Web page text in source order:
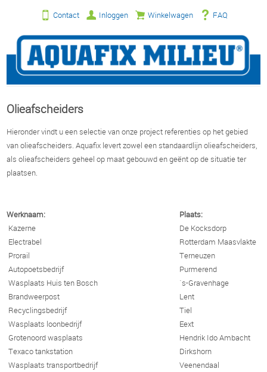
Contact Inloggen Winkelwagen FAQ
Olieafscheiders
Hieronder vindt u een selectie van onze project referenties op het gebied
van olieafscheiders. Aquafix levert zowel een standaardlijn olieafscheiders,
als olieafscheiders geheel op maat gebouwd en geënt op de situatie ter
plaatsen.
Werknaam:
Plaats:
Kazerne
De Kocksdorp
Electrabel
Rotterdam Maasvlakte
Prorail
Terneuzen
Autopoetsbedrijf
Purmerend
Wasplaats Huis ten Bosch
´s-Gravenhage
Brandweerpost
Lent
Recyclingsbedrijf
Tiel
Wasplaats loonbedrijf
Eext
Grotenoord wasplaats
Hendrik Ido Ambacht
Texaco tankstation
Dirkshorn
Wasplaats transportbedrijf
Veenendaal